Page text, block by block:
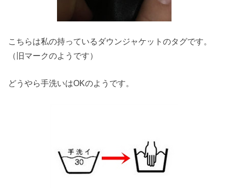
こちらは私の持っているダウンジャケットのタグです。
（旧マークのようです）
どうやら手洗いはOKのようです。